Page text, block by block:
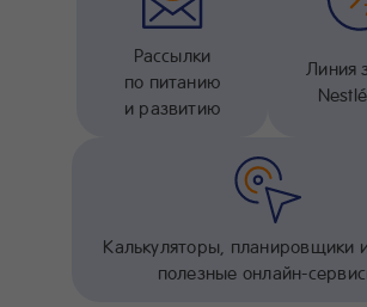
Рассылки
по питанию
и развитию
Линия
Калькуляторы, планировщики
полезные онлайн-